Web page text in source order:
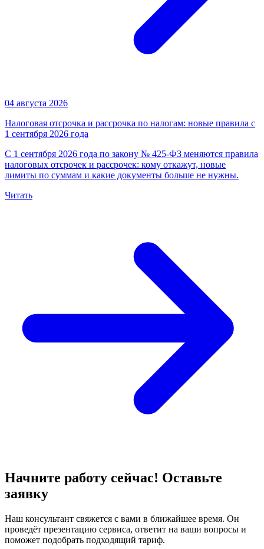
04 августа 2026
Налоговая отсрочка и рассрочка по налогам: новые правила с
1 сентября 2026 года
С 1 сентября 2026 года по закону № 425-ФЗ меняются правила
налоговых отсрочек и рассрочек: кому откажут, новые
лимиты по суммам и какие документы больше не нужны.
Читать
Начните работу сейчас! Оставьте
заявку
Наш консультант свяжется с вами в ближайшее время. Он
проведёт презентацию сервиса, ответит на ваши вопросы и
поможет подобрать подходящий тариф.